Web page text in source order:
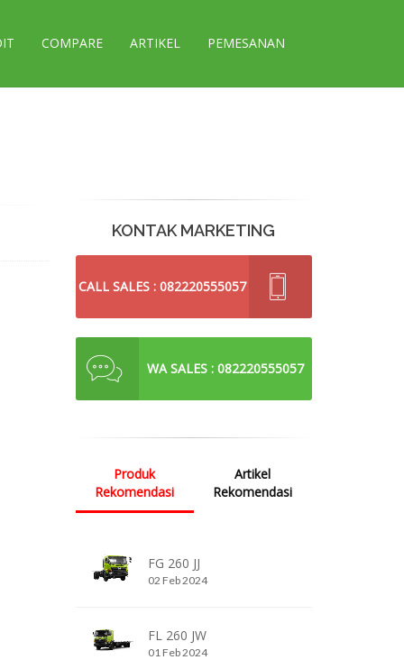
COMPARE ARTIKEL PEMESANAN
KONTAK MARKETING
CALL SALES : 082220555057
WA SALES : 082220555057
Produk
Rekomendasi
Artikel
Rekomendasi
FG 260 JJ
02 Feb 2024
FL 260 JW
01 Feb 2024